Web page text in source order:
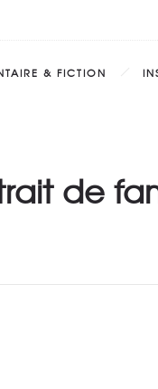
& FICTION
de